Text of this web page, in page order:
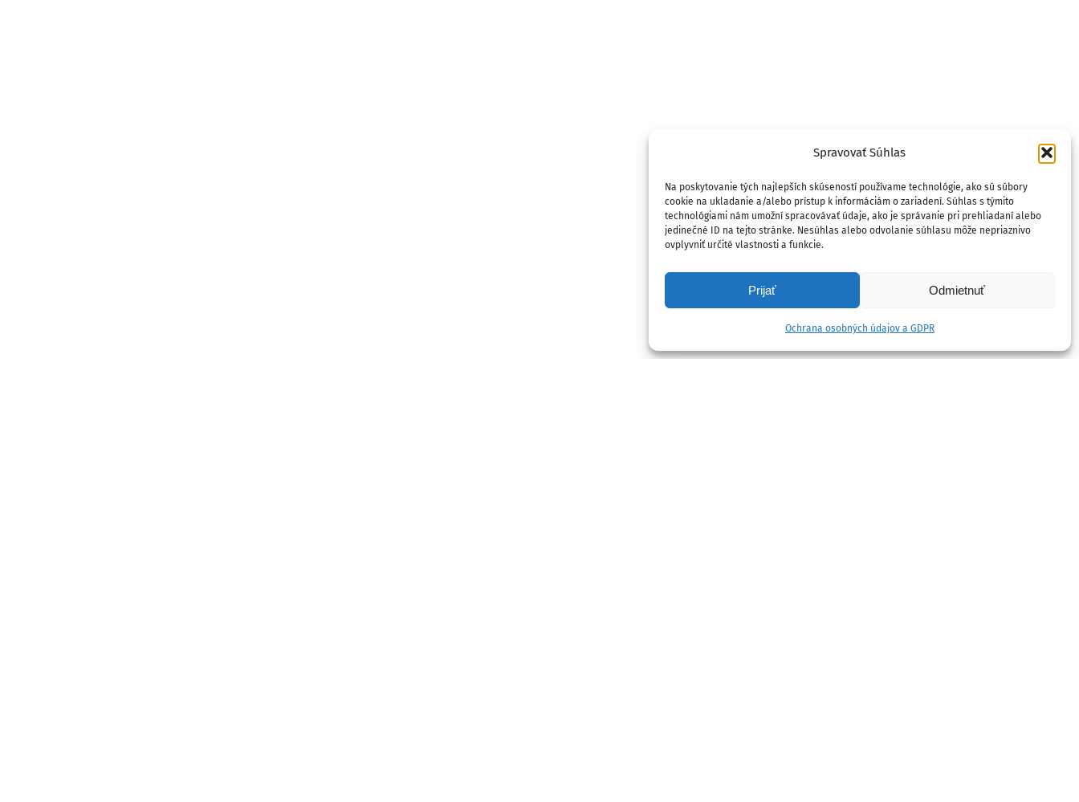
Spravovať Súhlas
Na poskytovanie tých najlepších skúseností používame technológie, ako sú súbory
cookie na ukladanie a/alebo prístup k informáciám o zariadení. Súhlas s týmito
technológiami nám umožní spracovávať údaje, ako je správanie pri prehliadaní alebo
jedinečné ID na tejto stránke. Nesúhlas alebo odvolanie súhlasu môže nepriaznivo
ovplyvniť určité vlastnosti a funkcie.
Prijať Odmietnuť
Ochrana osobných údajov a GDPR